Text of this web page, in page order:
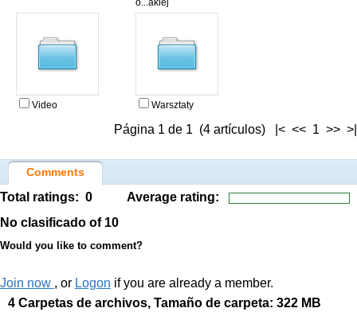
o...akiej
Video Warsztaty
Página 1 de 1 (4 artículos) |< << 1 >> >|
Comments
Total ratings: 0
Average rating:
No clasificado of 10
Would you like to comment?
Join now , or Logon if you are already a member.
4 Carpetas de archivos, Tamaño de carpeta: 322 MB